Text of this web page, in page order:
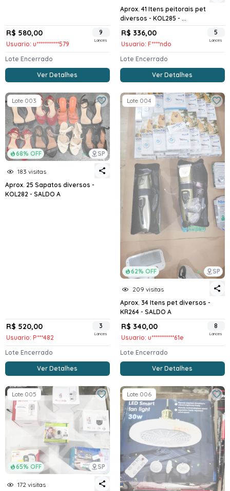
R$ 580,00
Usuario: u***********579
9
Lances
Lote Encerrado
Ver Detalhes
Aprox. 41 Itens peitorais pet
diversos - KOL285 - ...
R$ 336,00
Usuario: F****ndo
5
Lances
Lote Encerrado
Ver Detalhes
68% OFF SP
Lote 003
183 visitas
Aprox. 25 Sapatos diversos -
KOL282 - SALDO A
R$ 520,00
Usuario: P***482
3
Lances
Lote Encerrado
Ver Detalhes
62% OFF SP
Lote 004
209 visitas
Aprox. 34 Itens pet diversos -
KR264 - SALDO A
R$ 340,00
Usuario: u***********61e
8
Lances
Lote Encerrado
Ver Detalhes
65% OFF SP
Lote 005
172 visitas
Lote 006